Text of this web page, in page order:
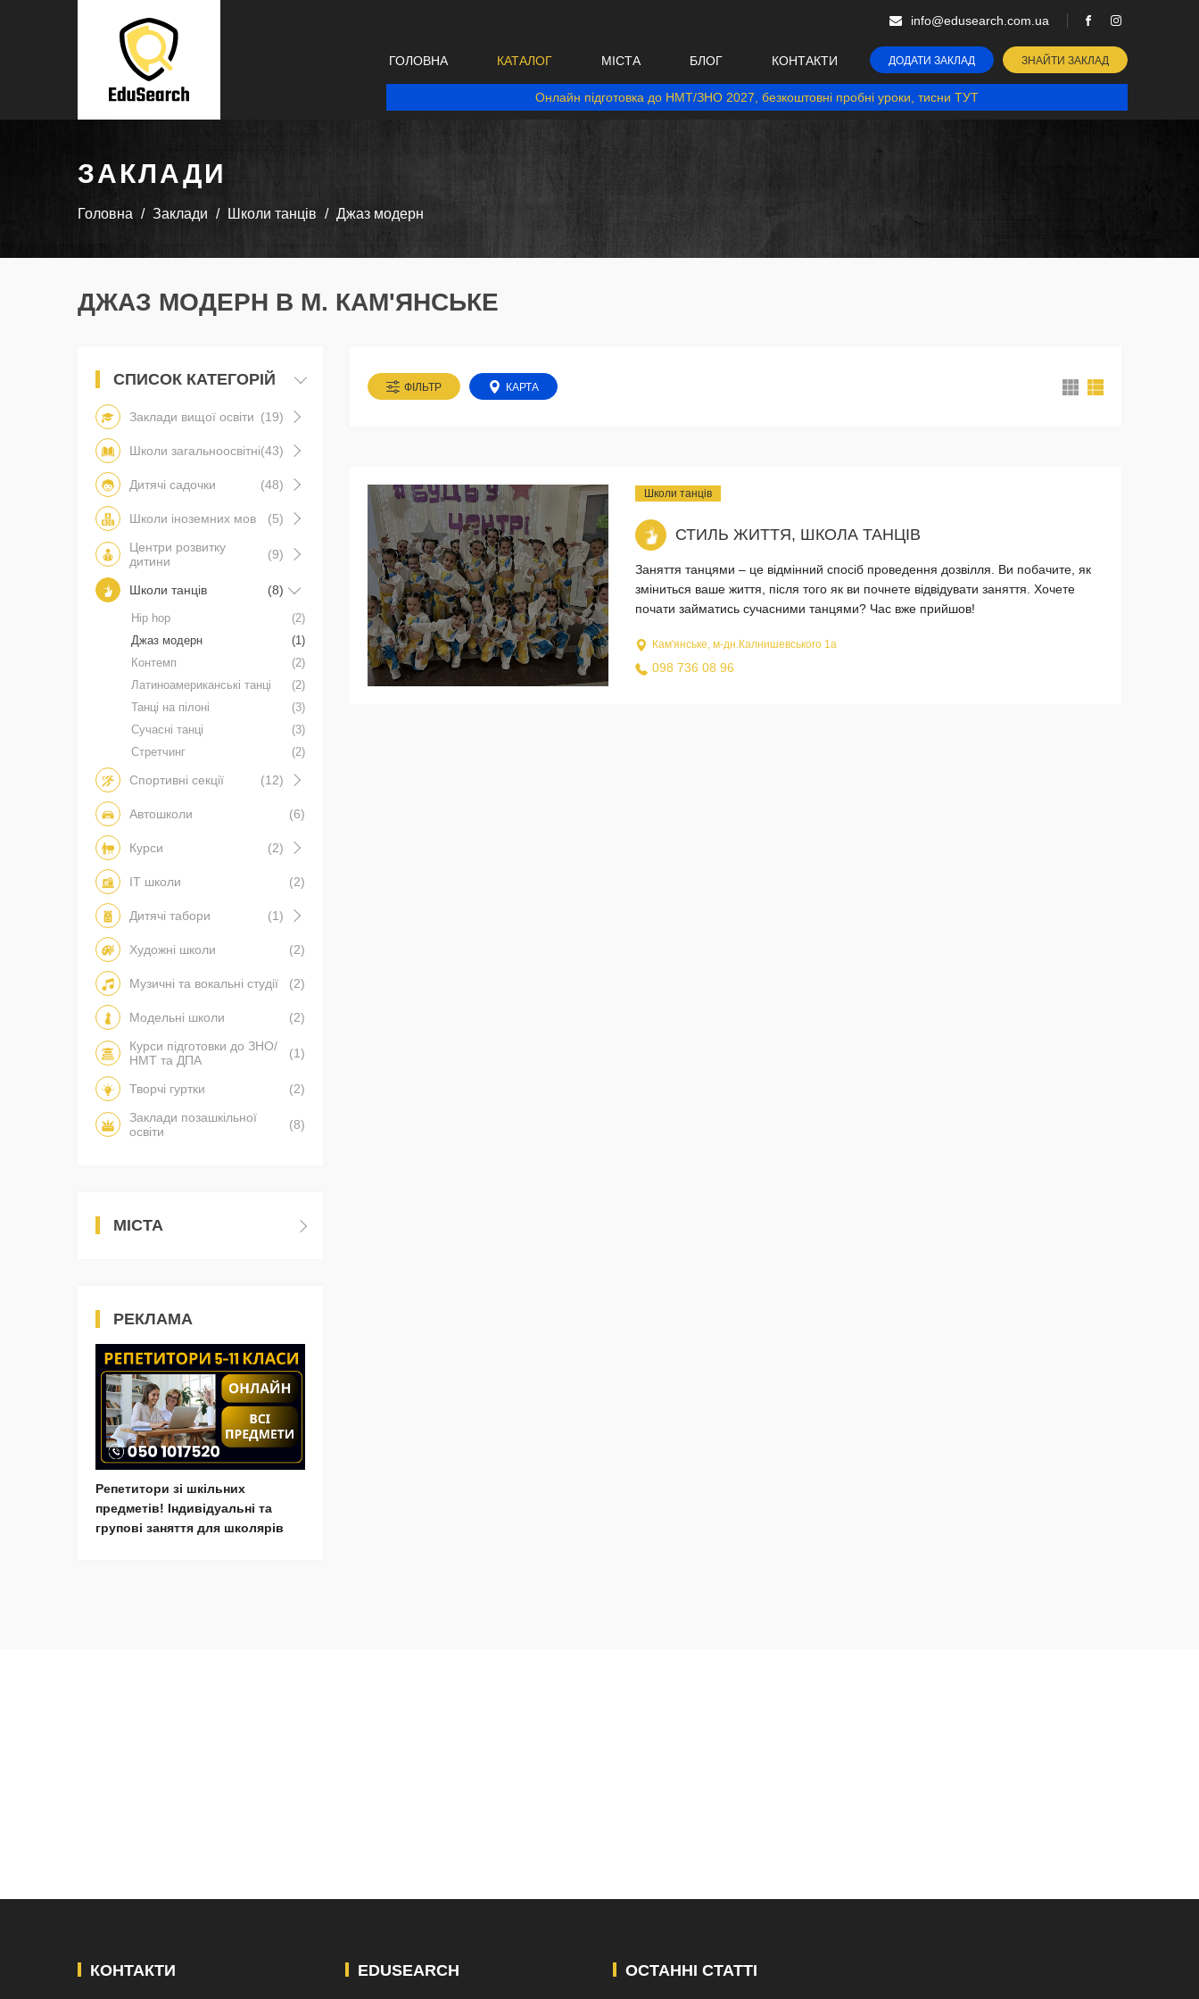
info@edusearch.com.ua
ГОЛОВНА КАТАЛОГ МІСТА БЛОГ КОНТАКТИ ДОДАТИ ЗАКЛАД ЗНАЙТИ ЗАКЛАД
Онлайн підготовка до НМТ/ЗНО 2027, безкоштовні пробні уроки, тисни ТУТ
ЗАКЛАДИ
Головна Заклади Школи танців Джаз модерн
ДЖАЗ МОДЕРН В М. КАМ'ЯНСЬКЕ
ФІЛЬТР КАРТА
Школи танців
СТИЛЬ ЖИТТЯ, ШКОЛА ТАНЦІВ
Заняття танцями – це відмінний спосіб проведення дозвілля. Ви побачите, як
зміниться ваше життя, після того як ви почнете відвідувати заняття. Хочете
почати займатись сучасними танцями? Час вже прийшов!
Кам'янське, м-дн.Калнишевського 1а
098 736 08 96
СПИСОК КАТЕГОРІЙ
Заклади вищої освіти (19)
Школи загальноосвітні(43)
Дитячі садочки (48)
Школи іноземних мов
(5)
Центри розвитку
дитини
(9)
Школи танців (8)
Hip hop
(2)
Джаз модерн
(1)
Контемп
(2)
Латиноамериканські танці
(2)
Танці на пілоні
(3)
Сучасні танці
(3)
Стретчинг
(2)
Спортивні секції (12)
Автошколи (6)
Курси (2)
IT школи (2)
Дитячі табори (1)
Художні школи (2)
Музичні та вокальні студії (2)
Модельні школи
(2)
Курси підготовки до ЗНО/
НМТ та ДПА
(1)
Творчі гуртки
(2)
Заклади позашкільної
освіти
(8)
МІСТА
РЕКЛАМА
Репетитори зі шкільних
предметів! Індивідуальні та
групові заняття для школярів
КОНТАКТИ EDUSEARCH ОСТАННІ СТАТТІ